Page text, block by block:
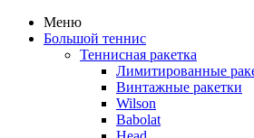
Меню
Большой теннис
Теннисная ракетка
Лимитированные
Винтажные ракетки
Wilson
Babolat